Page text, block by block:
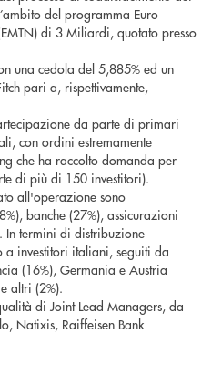
del programma Euro
di 3 Miliardi, quotato presso
una cedola del 5,885% ed un
pari a, rispettivamente,
da parte di primari
con ordini estremamente
che ha raccolto domanda per
di più di 150 investitori).
all'operazione sono
banche (27%), assicurazioni
In termini di distribuzione
a investitori italiani, seguiti da
(16%), Germania e Austria
altri (2%).
di Joint Lead Managers, da
Natixis, Raiffeisen Bank